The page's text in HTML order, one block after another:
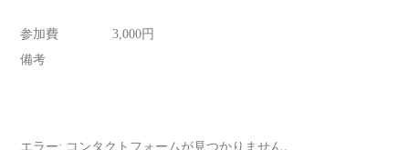
参加費
3,000円
備考
エラー: コンタクトフォームが見つかりません。